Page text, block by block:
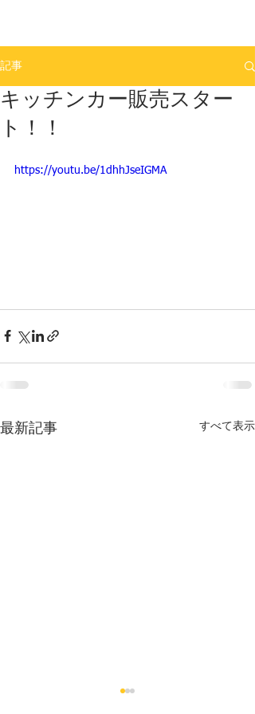
記事
キッチンカー販売スター
ト！！
https://youtu.be/1dhhJseIGMA
最新記事 すべて表示